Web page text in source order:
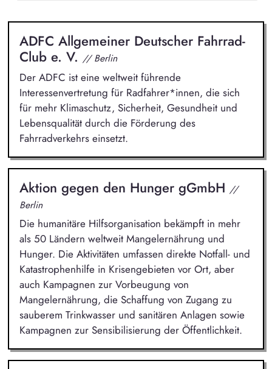
ADFC Allgemeiner Deutscher Fahrrad-
Club e. V. // Berlin
Der ADFC ist eine weltweit führende
Interessenvertretung für Radfahrer*innen, die sich
für mehr Klimaschutz, Sicherheit, Gesundheit und
Lebensqualität durch die Förderung des
Fahrradverkehrs einsetzt.
Aktion gegen den Hunger gGmbH //
Berlin
Die humanitäre Hilfsorganisation bekämpft in mehr
als 50 Ländern weltweit Mangelernährung und
Hunger. Die Aktivitäten umfassen direkte Notfall- und
Katastrophenhilfe in Krisengebieten vor Ort, aber
auch Kampagnen zur Vorbeugung von
Mangelernährung, die Schaffung von Zugang zu
sauberem Trinkwasser und sanitären Anlagen sowie
Kampagnen zur Sensibilisierung der Öffentlichkeit.